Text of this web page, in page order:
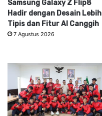
Samsung Galaxy Z Flip8
Hadir dengan Desain Lebih
Tipis dan Fitur AI Canggih
7 Agustus 2026